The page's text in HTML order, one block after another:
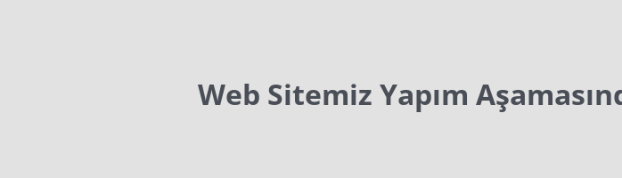
Web Sitemiz Yapım